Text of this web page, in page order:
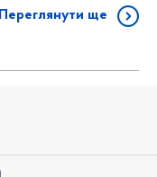
Переглянути ще